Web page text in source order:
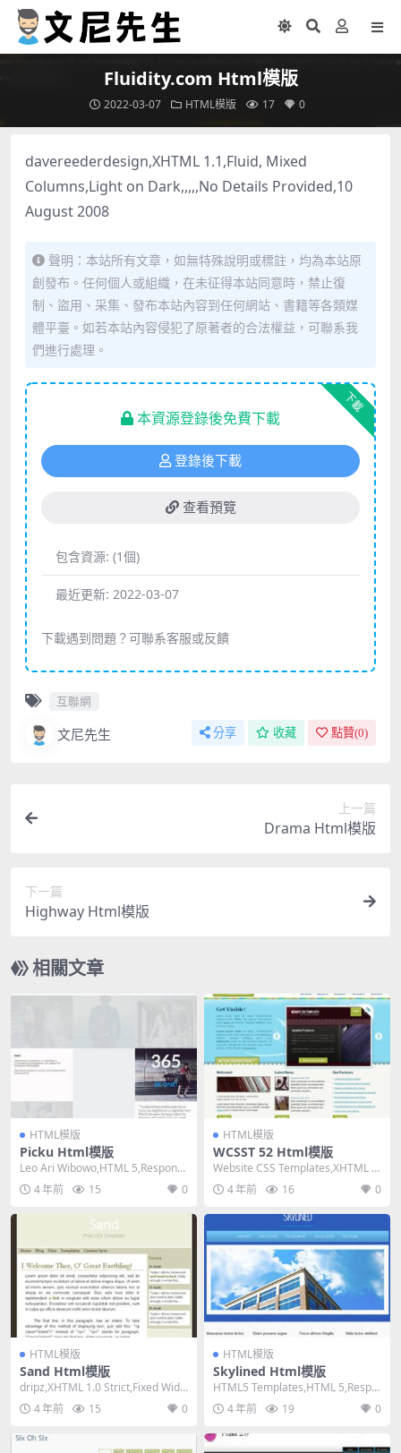
Fluidity.com Html模版
2022-03-07 HTML模版 17 0
davereederdesign,XHTML 1.1,Fluid, Mixed
Columns,Light on Dark,,,,,No Details Provided,10
August 2008
聲明：本站所有文章，如無特殊說明或標註，均為本站原
創發布。任何個人或組織，在未征得本站同意時，禁止復
制、盜用、采集、發布本站內容到任何網站、書籍等各類媒
體平臺。如若本站內容侵犯了原著者的合法權益，可聯系我
們進行處理。
下載
本資源登錄後免費下載
登錄後下載
查看預覽
包含資源: (1個)
最近更新: 2022-03-07
下載遇到問題？可聯系客服或反饋
互聯網
文尼先生 分享 收藏 點贊(0)
上一篇
Drama Html模版
下一篇
Highway Html模版
相關文章
HTML模版
Picku Html模版
Leo Ari Wibowo,HTML 5,Responsi
ve, Mixed ...
4 年前 15 0
HTML模版
WCSST 52 Html模版
Website CSS Templates,XHTML 1.
0 Transiti...
4 年前 16 0
HTML模版
Sand Html模版
dripz,XHTML 1.0 Strict,Fixed Widt
h, 2 Co...
4 年前 15 0
HTML模版
Skylined Html模版
HTML5 Templates,HTML 5,Respo
nsive, Mixed...
4 年前 19 0